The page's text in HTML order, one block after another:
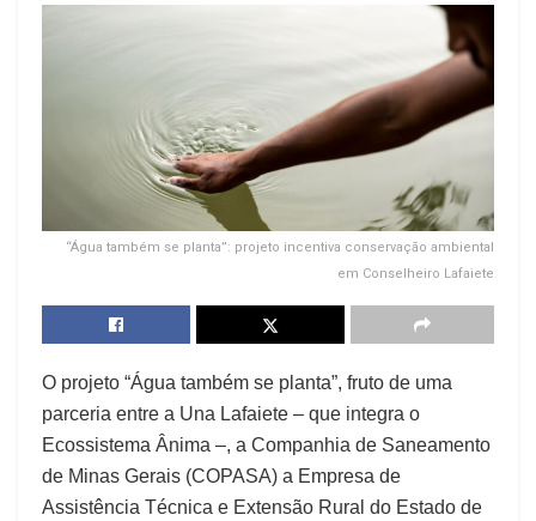
“Água também se planta”: projeto incentiva conservação ambiental
em Conselheiro Lafaiete
O projeto “Água também se planta”, fruto de uma
parceria entre a Una Lafaiete – que integra o
Ecossistema Ânima –, a Companhia de Saneamento
de Minas Gerais (COPASA) a Empresa de
Assistência Técnica e Extensão Rural do Estado de